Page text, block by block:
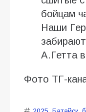
бойцам
Наши
А.Гетта
Фото ТГ-